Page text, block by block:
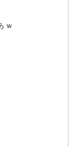
ｗ